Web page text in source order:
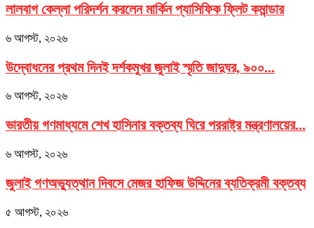
লালবাগ কেল্লা পরিদর্শন করলেন মার্কিন প্যাসিফিক ফ্লিট কমান্ডার
৬ আগস্ট, ২০২৬
উদ্বোধনের প্রথম দিনই দর্শকমুখর জুলাই স্মৃতি জাদুঘর, ৯০০...
৬ আগস্ট, ২০২৬
ভারতীয় গণমাধ্যমে শেখ হাসিনার বক্তব্য ঘিরে পররাষ্ট্র মন্ত্রণালয়ের...
৬ আগস্ট, ২০২৬
জুলাই গণঅভ্যুত্থান দিবসে মেজর হাফিজ উদ্দিনের ব্যতিক্রমী বক্তব্য
৫ আগস্ট, ২০২৬